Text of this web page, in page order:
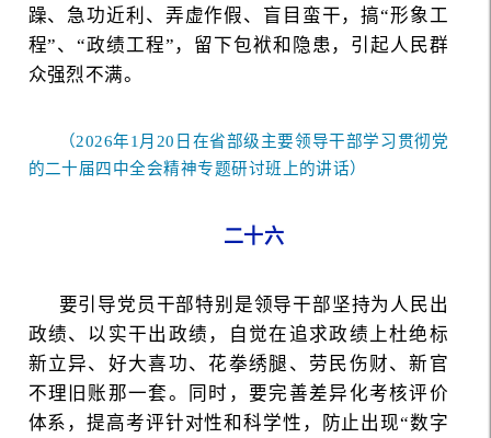
躁、急功近利、弄虚作假、盲目蛮干，搞“形象工
程”、“政绩工程”，留下包袱和隐患，引起人民群
众强烈不满。
（2026年1月20日在省部级主要领导干部学习贯彻党
的二十届四中全会精神专题研讨班上的讲话）
二十六
要引导党员干部特别是领导干部坚持为人民出
政绩、以实干出政绩，自觉在追求政绩上杜绝标
新立异、好大喜功、花拳绣腿、劳民伤财、新官
不理旧账那一套。同时，要完善差异化考核评价
体系，提高考评针对性和科学性，防止出现“数字